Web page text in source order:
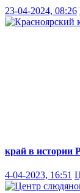
23-04-2024, 08:26
край в истории
4-04-2023, 16:51